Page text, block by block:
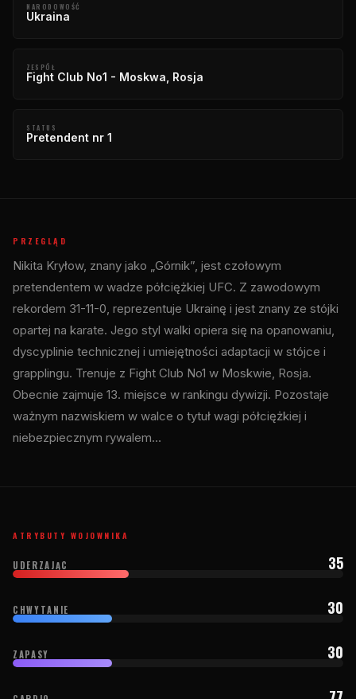
NARODOWOŚĆ
Ukraina
ZESPÓŁ
Fight Club No1 - Moskwa, Rosja
STATUS
Pretendent nr 1
PRZEGLĄD
Nikita Kryłow, znany jako „Górnik”, jest czołowym
pretendentem w wadze półciężkiej UFC. Z zawodowym
rekordem 31-11-0, reprezentuje Ukrainę i jest znany ze stójki
opartej na karate. Jego styl walki opiera się na opanowaniu,
dyscyplinie technicznej i umiejętności adaptacji w stójce i
grapplingu. Trenuje z Fight Club No1 w Moskwie, Rosja.
Obecnie zajmuje 13. miejsce w rankingu dywizji. Pozostaje
ważnym nazwiskiem w walce o tytuł wagi półciężkiej i
niebezpiecznym rywalem…
ATRYBUTY WOJOWNIKA
UDERZAJĄC 35
CHWYTANIE 30
ZAPASY 30